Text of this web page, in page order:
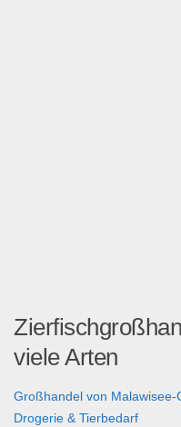
viele Arten
Großhandel von Malawisee-
Drogerie & Tierbedarf